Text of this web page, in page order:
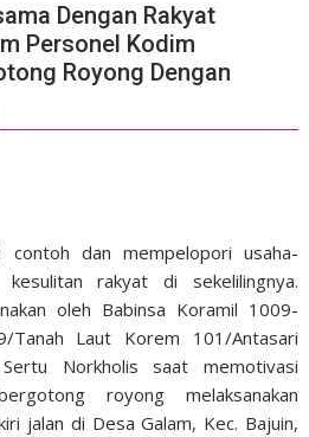
Dengan Rakyat
Personel Kodim
Royong Dengan
contoh dan mempelopori usaha-
rakyat di sekelilingnya.
oleh Babinsa Koramil 1009-
Tanah Laut Korem 101/Antasari
Norkholis saat memotivasi
royong melaksanakan
jalan di Desa Galam, Kec. Bajuin,